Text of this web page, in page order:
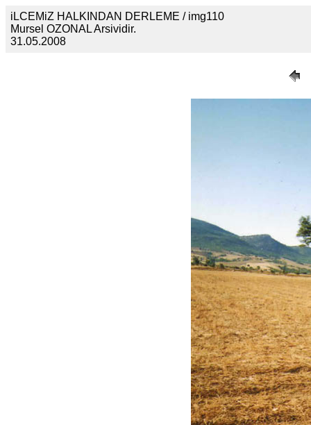
iLCEMiZ HALKINDAN DERLEME / img110
Mursel OZONAL Arsividir.
31.05.2008